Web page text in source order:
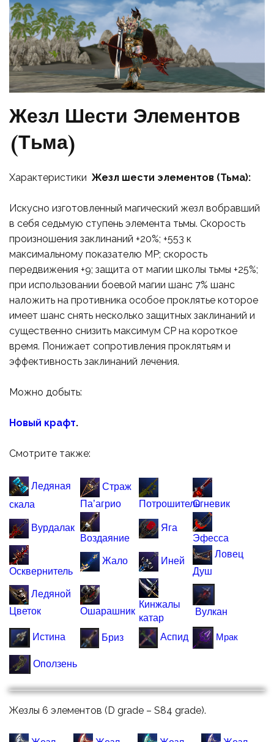
Жезл Шести Элементов
(Тьма)
Характеристики Жезл шести элементов (Тьма):
Искусно изготовленный магический жезл вобравший
в себя седьмую ступень элемента тьмы. Скорость
произношения заклинаний +20%; +553 к
максимальному показателю МР; скорость
передвижения +9; защита от магии школы тьмы +25%;
при использовании боевой магии шанс 7% шанс
наложить на противника особое проклятье которое
имеет шанс снять несколько защитных заклинаний и
существенно снизить максимум СР на короткое
время. Понижает сопротивления проклятьям и
эффективность заклинаний лечения.
Можно добыть:
Новый крафт.
Смотрите также:
Ледяная
скала
Страж
Па’агрио
ПотрошительОгневик
Вурдалак
Воздаяние
Яга
Эфесса
Осквернитель
Жало Иней
Ловец
Душ
Ледяной
Цветок
Ошарашник
Кинжалы
катар
Вулкан
Истина Бриз Аспид Мрак
Оползень
Жезлы 6 элементов (D grade – S84 grade).